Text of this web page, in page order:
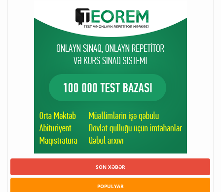
SON XƏBƏR
POPULYAR